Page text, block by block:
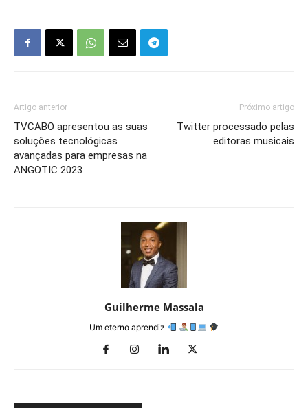
Artigo anterior
TVCABO apresentou as suas
soluções tecnológicas
avançadas para empresas na
ANGOTIC 2023
Próximo artigo
Twitter processado pelas
editoras musicais
Guilherme Massala
Um eterno aprendiz